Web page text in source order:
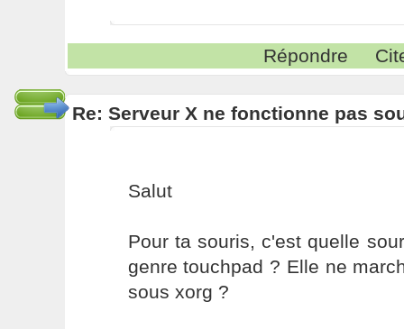
Répondre
Re: Serveur X ne fonctionne pas
Salut
Pour ta souris, c'est quelle
genre touchpad ? Elle ne
sous xorg ?